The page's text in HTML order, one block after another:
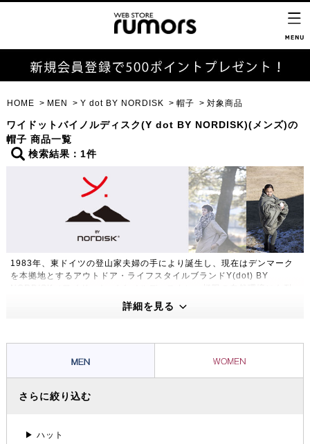
HOME MEN Y dot BY NORDISK 帽子 対象商品
ワイドットバイノルディスク(Y dot BY NORDISK)(メンズ)の
帽子 商品一覧
検索結果：1件
1983年、東ドイツの登山家夫婦の手により誕生し、現在はデンマーク
を本拠地とするアウトドア・ライフスタイルブランドY(dot) BY
えうる高い機能性・保温性をもつプロダクトは、アウトドアのプロフェ
ッショナルたちから信頼を集め、数々の過酷な冒険やレースを支えてき
詳細を見る
さらに絞り込む
▶ ハット